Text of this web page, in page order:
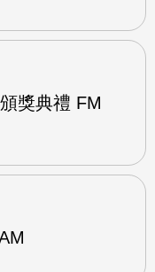
獎典禮 FM